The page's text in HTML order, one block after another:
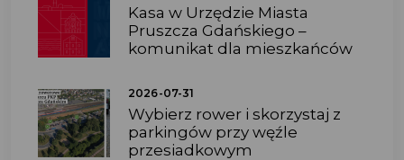
Kasa w Urzędzie Miasta
Pruszcza Gdańskiego –
komunikat dla mieszkańców
2026-07-31
Wybierz rower i skorzystaj z
parkingów przy węźle
przesiadkowym